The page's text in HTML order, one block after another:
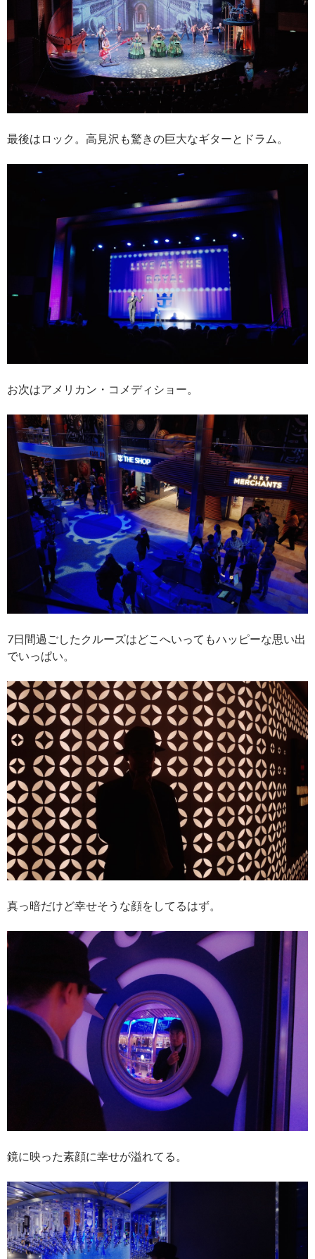
最後はロック。高見沢も驚きの巨大なギターとドラム。
お次はアメリカン・コメディショー。
7日間過ごしたクルーズはどこへいってもハッピーな思い出
でいっぱい。
真っ暗だけど幸せそうな顔をしてるはず。
鏡に映った素顔に幸せが溢れてる。